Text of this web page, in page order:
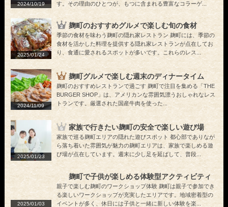
2024/10/19
す。その理由のひとつが、もつに含まれる豊富なコラーゲ...
2025/01/24
麹町のおすすめグルメで楽しむ旬の食材
季節の食材を味わう麹町の隠れ家レストラン 麹町には、季節の
食材を活かした料理を提供する隠れ家レストランが点在してお
り、食通に愛されるスポットが多いです。これらのレス...
2024/11/09
麹町グルメで楽しむ週末のディナータイム
麹町のおすすめレストランで過ごす 麹町で注目を集める「THE
BURGER SHOP」は、アメリカンな雰囲気漂うおしゃれなレス
トランです。厳選された国産牛肉を使った...
2025/01/23
家族で行きたい麹町の安全で楽しい遊び場
家族で巡る麹町エリアの隠れた遊びスポット 都心部でありなが
ら落ち着いた雰囲気が魅力の麹町エリアは、家族で楽しめる遊
び場が点在しています。週末に少し足を延ばして、普段...
2025/01/03
麹町で子供が楽しめる体験型アクティビティ
親子で楽しむ麹町のワークショップ体験 麹町は親子で参加でき
る楽しいワークショップが充実したエリアです。地域密着型の
イベントが多く、休日には子供と一緒に新しい体験を楽...